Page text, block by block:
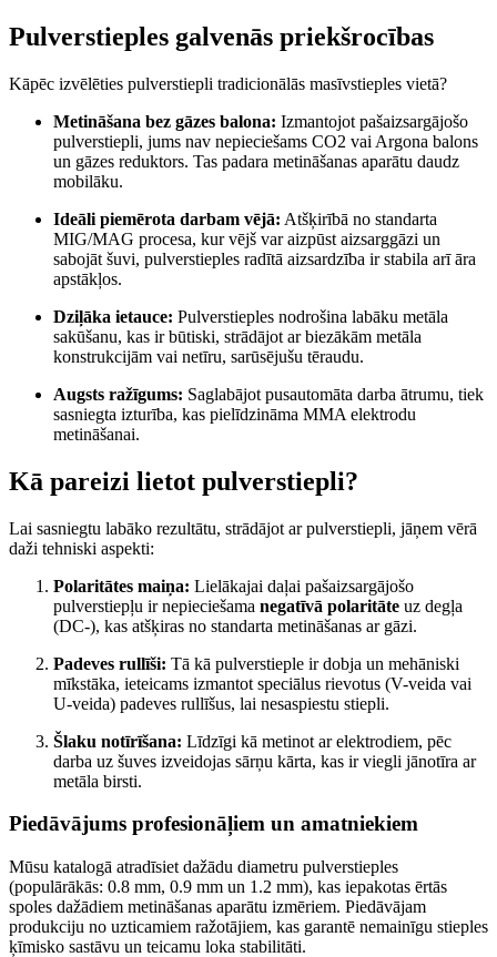
Pulverstieples galvenās priekšrocības
Kāpēc izvēlēties pulverstiepli tradicionālās masīvstieples vietā?
Metināšana bez gāzes balona: Izmantojot pašaizsargājošo
pulverstiepli, jums nav nepieciešams CO2 vai Argona balons
un gāzes reduktors. Tas padara metināšanas aparātu daudz
mobilāku.
Ideāli piemērota darbam vējā: Atšķirībā no standarta
MIG/MAG procesa, kur vējš var aizpūst aizsarggāzi un
sabojāt šuvi, pulverstieples radītā aizsardzība ir stabila arī āra
apstākļos.
Dziļāka ietauce: Pulverstieples nodrošina labāku metāla
sakūšanu, kas ir būtiski, strādājot ar biezākām metāla
konstrukcijām vai netīru, sarūsējušu tēraudu.
Augsts ražīgums: Saglabājot pusautomāta darba ātrumu, tiek
sasniegta izturība, kas pielīdzināma MMA elektrodu
metināšanai.
Kā pareizi lietot pulverstiepli?
Lai sasniegtu labāko rezultātu, strādājot ar pulverstiepli, jāņem vērā
daži tehniski aspekti:
Polaritātes maiņa: Lielākajai daļai pašaizsargājošo
pulverstiepļu ir nepieciešama negatīvā polaritāte uz degļa
(DC-), kas atšķiras no standarta metināšanas ar gāzi.
Padeves rullīši: Tā kā pulverstieple ir dobja un mehāniski
mīkstāka, ieteicams izmantot speciālus rievotus (V-veida vai
U-veida) padeves rullīšus, lai nesaspiestu stiepli.
Šlaku notīrīšana: Līdzīgi kā metinot ar elektrodiem, pēc
darba uz šuves izveidojas sārņu kārta, kas ir viegli jānotīra ar
metāla birsti.
Piedāvājums profesionāļiem un amatniekiem
Mūsu katalogā atradīsiet dažādu diametru pulverstieples
(populārākās: 0.8 mm, 0.9 mm un 1.2 mm), kas iepakotas ērtās
spoles dažādiem metināšanas aparātu izmēriem. Piedāvājam
produkciju no uzticamiem ražotājiem, kas garantē nemainīgu stieples
ķīmisko sastāvu un teicamu loka stabilitāti.